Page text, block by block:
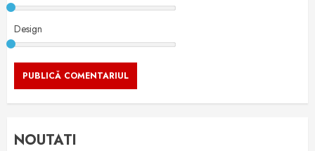
Design
NOUTATI